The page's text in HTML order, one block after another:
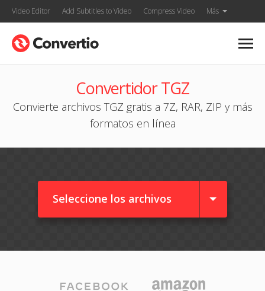
Video Editor Add Subtitles to Video Compress Video Más
Convertidor TGZ
Convierte archivos TGZ gratis a 7Z, RAR, ZIP y más
formatos en línea
Seleccione los archivos